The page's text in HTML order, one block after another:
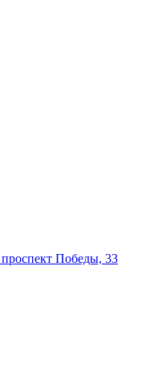
проспект Победы, 33